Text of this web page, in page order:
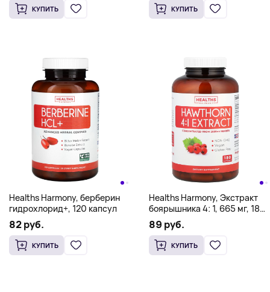
КУПИТЬ КУПИТЬ
Healths Harmony, берберин
гидрохлорид+, 120 капсул
82 руб.
КУПИТЬ
Healths Harmony, Экстракт
боярышника 4: 1, 665 мг, 180
капсул
89 руб.
КУПИТЬ